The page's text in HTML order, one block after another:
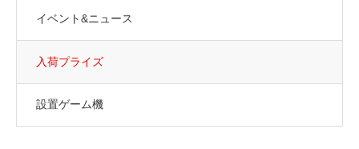
イベント&ニュース
入荷プライズ
設置ゲーム機